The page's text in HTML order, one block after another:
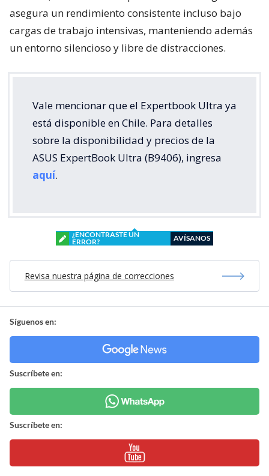
asegura un rendimiento consistente incluso bajo
cargas de trabajo intensivas, manteniendo además
un entorno silencioso y libre de distracciones.
Vale mencionar que el Expertbook Ultra ya
está disponible en Chile. Para detalles
sobre la disponibilidad y precios de la
ASUS ExpertBook Ultra (B9406), ingresa
aquí.
¿ENCONTRASTE UN
ERROR?
AVÍSANOS
Revisa nuestra página de correcciones
Síguenos en:
Suscríbete en:
Suscríbete en: